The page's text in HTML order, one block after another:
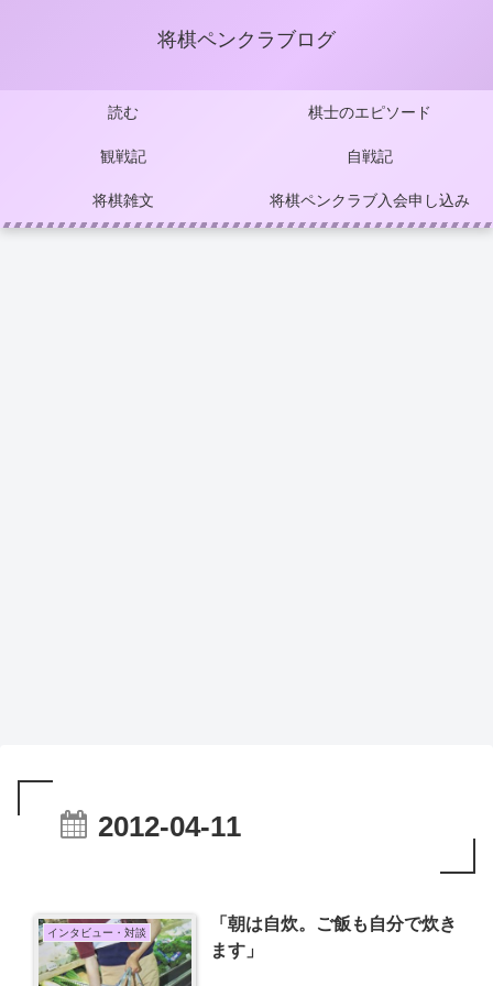
将棋ペンクラブログ
読む 棋士のエピソード
観戦記 自戦記
将棋雑文 将棋ペンクラブ入会申し込み
2012-04-11
インタビュー・対談
「朝は自炊。ご飯も自分で炊き
ます」